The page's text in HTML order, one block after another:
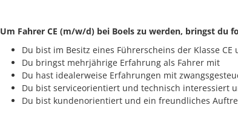
Um Fahrer CE (m/w/d) bei Boels zu werden, bringst du
Du bist im Besitz eines Führerscheins der Klasse
Du bringst mehrjährige Erfahrung als Fahrer mit
Du hast idealerweise Erfahrungen mit
Du bist serviceorientiert und technisch interessiert
Du bist kundenorientiert und ein freundliches